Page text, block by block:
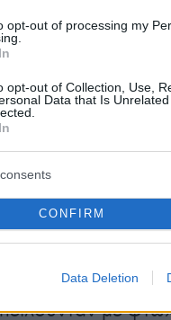
opt-out of processing my
opt-out of Collection, Use,
Data that Is
CONFIRM
Data Deletion
φτώχειας και του
στο μέτρο
γονιών τους,
είχαν
με